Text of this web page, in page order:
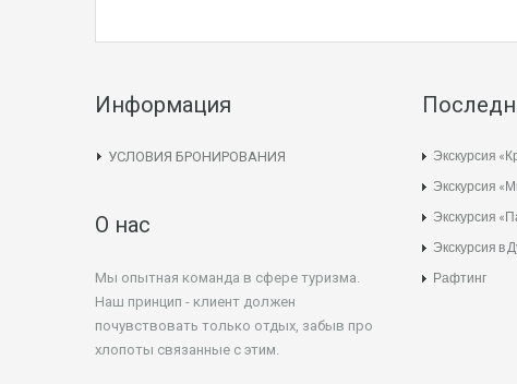
Информация
УСЛОВИЯ БРОНИРОВАНИЯ
О нас
Мы опытная команда в сфере туризма.
Наш принцип - клиент должен
почувствовать только отдых, забыв про
хлопоты связанные с этим.
Экскурсия
Экскурсия
Экскурсия
Экскурсия в
Рафтинг